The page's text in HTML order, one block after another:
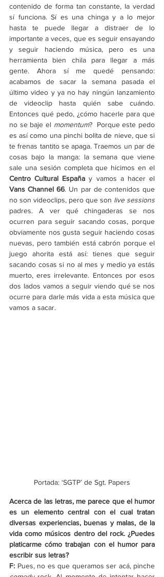
contenido de forma tan constante, la verdad
sí funciona. Sí es una chinga y a lo mejor
hasta te puede llegar a distraer de lo
importante a veces, que es seguir ensayando
y seguir haciendo música, pero es una
herramienta bien chila para llegar a más
gente. Ahora sí me quedé pensando:
acabamos de sacar la semana pasada el
último video y ya no hay ningún lanzamiento
de videoclip hasta quién sabe cuándo.
Entonces qué pedo, ¿cómo hacerle para que
no se baje el momentum?  Porque este pedo
es así como una pinchi bolita de nieve, que si
te frenas tantito se apaga. Traemos un par de
cosas bajo la manga: la semana que viene
Centro Cultural España
Vans Channel 66. Un par de contenidos que
no son videoclips, pero que son live sessions
padres. A ver qué chingaderas se nos
ocurren para seguir sacando cosas, porque
obviamente nos gusta seguir haciendo cosas
nuevas, pero también está cabrón porque el
juego ahorita está así: tienes que seguir
sacando cosas si no al mes y medio ya estás
muerto, eres irrelevante. Entonces por esos
dos lados vamos a seguir viendo qué se nos
ocurre para darle más vida a esta música que
vamos a sacar.
Portada: ‘SGTP’ de Sgt. Papers
Acerca de las letras, me parece que el humor
es un elemento central con el cual tratan
diversas experiencias, buenas y malas, de la
vida como músicos dentro del rock. ¿Puedes
platicarme cómo trabajan con el humor para
escribir sus letras?
F: